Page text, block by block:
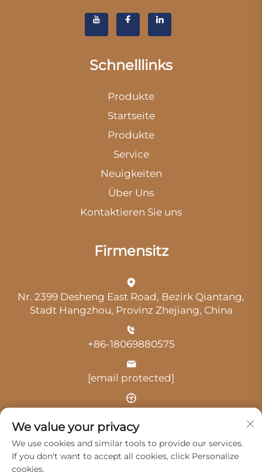
Schnelllinks
Produkte
Startseite
Produkte
Service
Neuigkeiten
Über Uns
Kontaktieren Sie uns
Firmensitz
Nr. 2399 Desheng East Road, Bezirk Qiantang,
Stadt Hangzhou, Provinz Zhejiang, China
+86-18069880575
[email protected]
Uhrzeit: 9:00 Uhr-18:00 Uhr
We value your privacy
We use cookies and similar tools to provide our services.
If you don't want to accept all cookies, click Personalize
cookies.